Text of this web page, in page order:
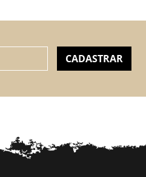
CADASTRAR